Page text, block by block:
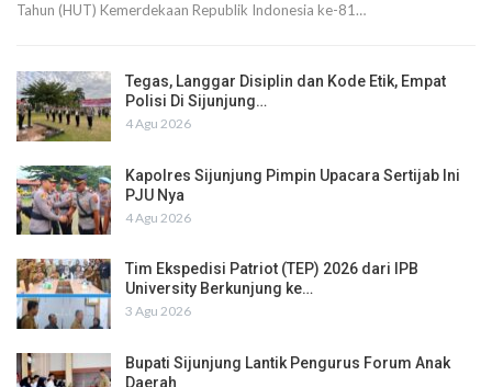
Tahun (HUT) Kemerdekaan Republik Indonesia ke-81…
Tegas, Langgar Disiplin dan Kode Etik, Empat
Polisi Di Sijunjung…
4 Agu 2026
Kapolres Sijunjung Pimpin Upacara Sertijab Ini
PJU Nya
4 Agu 2026
Tim Ekspedisi Patriot (TEP) 2026 dari IPB
University Berkunjung ke…
3 Agu 2026
Bupati Sijunjung Lantik Pengurus Forum Anak
Daerah